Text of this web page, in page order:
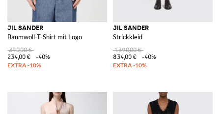
JIL SANDER
Baumwoll-T-Shirt mit Logo
390,00 €
234,00 €
-40%
JIL SANDER
Strickkleid
1.390,00 €
834,00 €
-40%